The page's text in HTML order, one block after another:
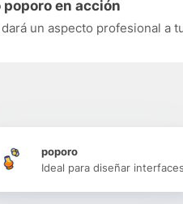
en acción
un aspecto profesional a
poporo
Ideal para diseñar interfaces